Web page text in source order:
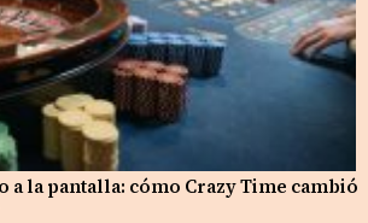
a la pantalla: cómo Crazy Time cambió